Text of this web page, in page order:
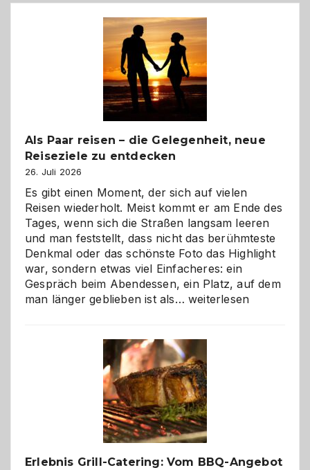
Als Paar reisen – die Gelegenheit, neue
Reiseziele zu entdecken
26. Juli 2026
Es gibt einen Moment, der sich auf vielen
Reisen wiederholt. Meist kommt er am Ende des
Tages, wenn sich die Straßen langsam leeren
und man feststellt, dass nicht das berühmteste
Denkmal oder das schönste Foto das Highlight
war, sondern etwas viel Einfacheres: ein
Gespräch beim Abendessen, ein Platz, auf dem
man länger geblieben ist als… Als
–
die
Gelegenheit,
neue
Reiseziele
zu
entdecken
weiterlesen
Erlebnis Grill-Catering: Vom BBQ-Angebot